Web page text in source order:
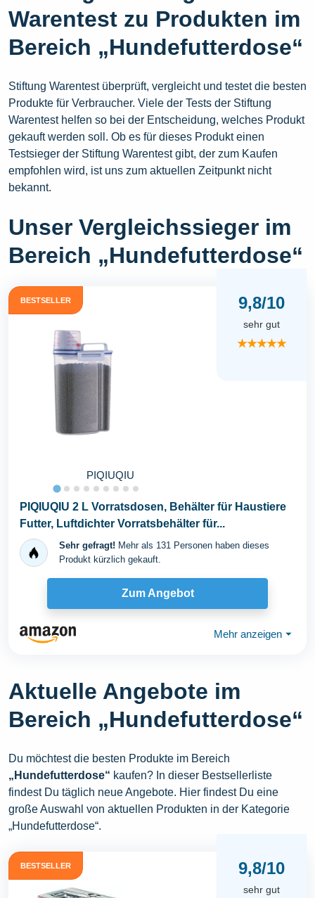
Warentest zu Produkten im
Bereich „Hundefutterdose“
Stiftung Warentest überprüft, vergleicht und testet die besten
Produkte für Verbraucher. Viele der Tests der Stiftung
Warentest helfen so bei der Entscheidung, welches Produkt
gekauft werden soll. Ob es für dieses Produkt einen
Testsieger der Stiftung Warentest gibt, der zum Kaufen
empfohlen wird, ist uns zum aktuellen Zeitpunkt nicht
bekannt.
Unser Vergleichssieger im
Bereich „Hundefutterdose“
BESTSELLER
PIQIUQIU
9,8/10
sehr gut
★★★★★
PIQIUQIU 2 L Vorratsdosen, Behälter für Haustiere
Futter, Luftdichter Vorratsbehälter für...
Sehr gefragt! Mehr als 131 Personen haben dieses
Produkt kürzlich gekauft.
Zum Angebot
Mehr anzeigen ⏷
Aktuelle Angebote im
Bereich „Hundefutterdose“
Du möchtest die besten Produkte im Bereich
„Hundefutterdose“ kaufen? In dieser Bestsellerliste
findest Du täglich neue Angebote. Hier findest Du eine
große Auswahl von aktuellen Produkten in der Kategorie
„Hundefutterdose“.
BESTSELLER 9,8/10
sehr gut